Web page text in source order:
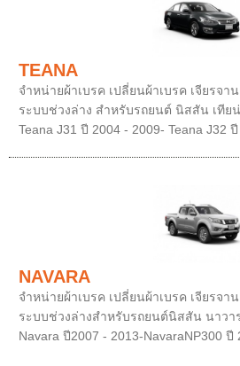
TEANA
จำหน่ายผ้าเบรค เปลี่ยนผ้าเบรค เจียรจา
ระบบช่วงล่าง สำหรับรถยนต์ นิสสัน เทีย
Teana J31 ปี 2004 - 2009- Teana J32 ปี
NAVARA
จำหน่ายผ้าเบรค เปลี่ยนผ้าเบรค เจียรจา
ระบบช่วงล่างสำหรับรถยนต์นิสสัน นาวา
Navara ปี2007 - 2013-NavaraNP300 ปี